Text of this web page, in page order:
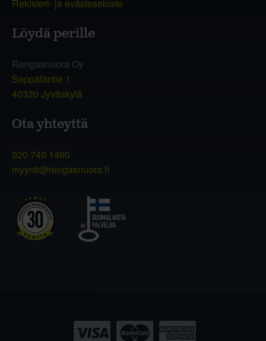
Rekisteri- ja evästeseloste
Löydä perille
Rengasnuora Oy
Seppäläntie 1
40320 Jyväskylä
Ota yhteyttä
020 740 1460
myynti@rengasnuora.fi